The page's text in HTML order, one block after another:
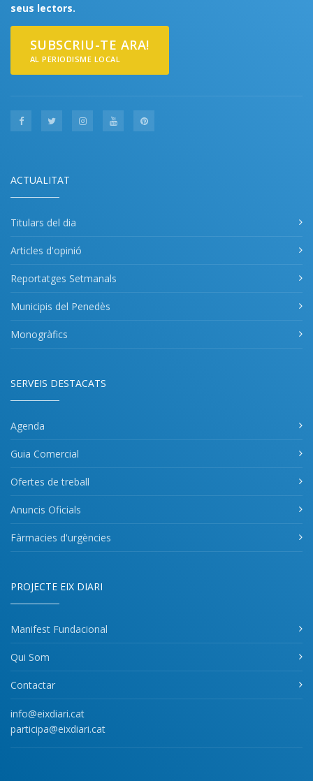
seus lectors.
SUBSCRIU-TE ARA!
AL PERIODISME LOCAL
ACTUALITAT
Titulars del dia
Articles d'opinió
Reportatges Setmanals
Municipis del Penedès
Monogràfics
SERVEIS DESTACATS
Agenda
Guia Comercial
Ofertes de treball
Anuncis Oficials
Fàrmacies d'urgències
PROJECTE EIX DIARI
Manifest Fundacional
Qui Som
Contactar
info@eixdiari.cat
participa@eixdiari.cat